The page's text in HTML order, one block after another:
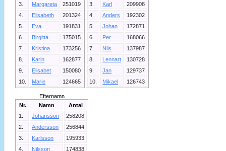
3.
Margareta
251019
4.
Elisabeth
201324
5.
Eva
191831
6.
Birgitta
175015
7.
Kristina
173256
8.
Karin
162877
9.
Elisabet
150080
10.
Marie 124665
3.
Karl
209908
4.
Anders
192302
5.
Johan
172871
6.
Per
168066
7.
Nils
137987
8.
Lennart
130728
9.
Jan
129737
10.
Mikael 126743
Efternamn
Nr.
Namn
Antal
1.
Johansson
258208
2.
Andersson
256844
3.
Karlsson
195933
4.
Nilsson
174838